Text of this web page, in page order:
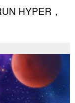
HYPER，